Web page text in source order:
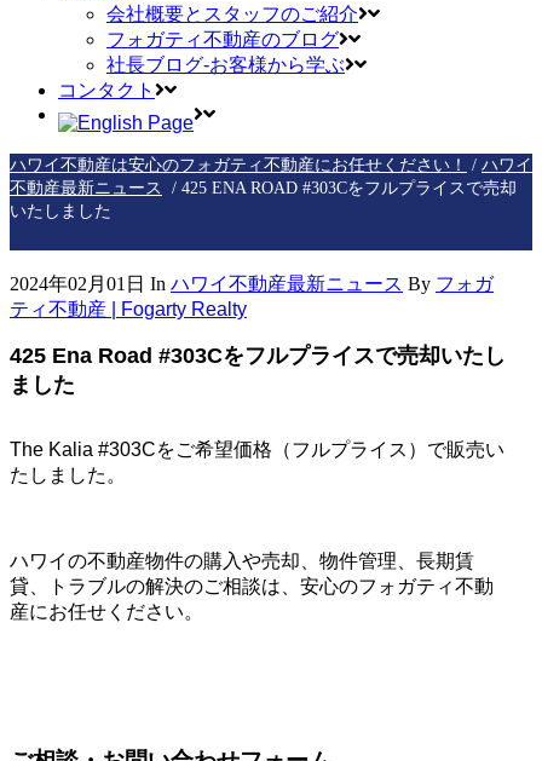
会社概要とスタッフのご紹介
フォガティ不動産のブログ
社長ブログ-お客様から学ぶ
コンタクト
ハワイ不動産は安心のフォガティ不動産にお任せください！ / ハワイ
不動産最新ニュース
/ 425 ENA ROAD #303Cをフルプライスで売却
いたしました
2024年02月01日 In ハワイ不動産最新ニュース By フォガ
ティ不動産 | Fogarty Realty
425 Ena Road #303Cをフルプライスで売却いたし
ました
The Kalia #303Cをご希望価格（フルプライス）で販売い
たしました。
ハワイの不動産物件の購入や売却、物件管理、長期賃
貸、トラブルの解決のご相談は、安心のフォガティ不動
産にお任せください。